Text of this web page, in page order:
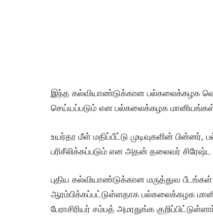
இந்த கல்வியாண்டுக்கான பல்கலைக்கழக
செய்யப்படும் என பல்கலைக்கழக
உயர்தர மீள் மதிப்பீட்டு முடிவுகளின்
பரிசீலிக்கப்படும் என அதன் தலைவர் சிரேஷ்ட
புதிய கல்வியாண்டுக்கான மருத்துவ
ஆரம்பிக்கப்பட்டுள்ளதாக பல்கலைக்கழக
பேராசிரியர் சம்பத் அமரதுங்க